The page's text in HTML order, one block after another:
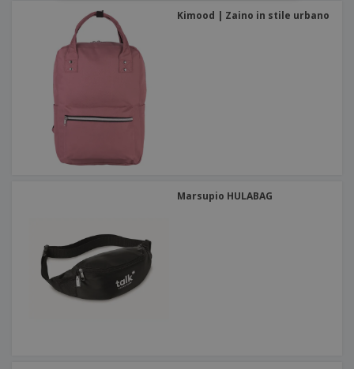
Kimood | Zaino in stile urbano
Marsupio HULABAG